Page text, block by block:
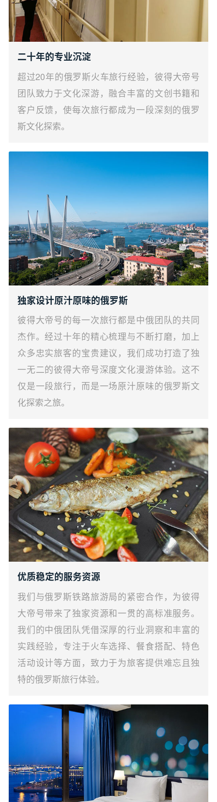
二十年的专业沉淀
超过20年的俄罗斯火车旅行经验，彼得大帝号
团队致力于文化深游，融合丰富的文创书籍和
客户反馈，使每次旅行都成为一段深刻的俄罗
斯文化探索。
独家设计原汁原味的俄罗斯
彼得大帝号的每一次旅行都是中俄团队的共同
杰作。经过十年的精心梳理与不断打磨，加上
众多忠实旅客的宝贵建议，我们成功打造了独
一无二的彼得大帝号深度文化漫游体验。这不
仅是一段旅行，而是一场原汁原味的俄罗斯文
化探索之旅。
优质稳定的服务资源
我们与俄罗斯铁路旅游局的紧密合作，为彼得
大帝号带来了独家资源和一贯的高标准服务。
我们的中俄团队凭借深厚的行业洞察和丰富的
实践经验，专注于火车选择、餐食搭配、特色
活动设计等方面，致力于为旅客提供难忘且独
特的俄罗斯旅行体验。